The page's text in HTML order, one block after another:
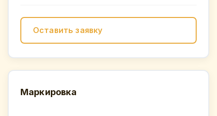
Оставить заявку
Маркировка